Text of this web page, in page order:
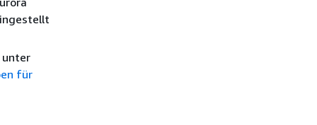
unter
für